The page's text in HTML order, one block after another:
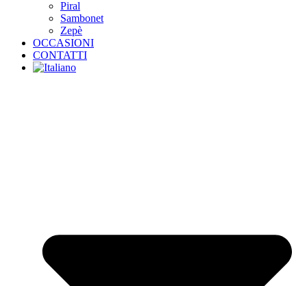
Piral
Sambonet
Zepè
OCCASIONI
CONTATTI